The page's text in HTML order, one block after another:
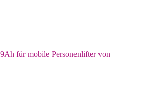
für mobile Personenlifter von